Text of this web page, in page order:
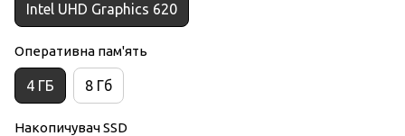
Intel UHD Graphics 620
Оперативна пам'ять
4 ГБ 8 Гб
Накопичувач SSD